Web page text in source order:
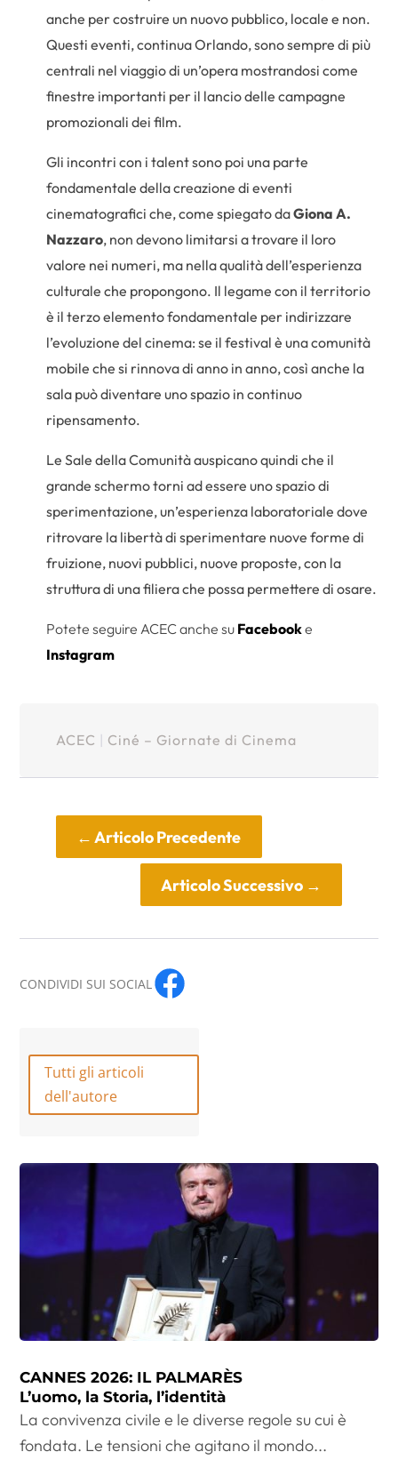
anche per costruire un nuovo pubblico, locale e non.
Questi eventi, continua Orlando, sono sempre di più
centrali nel viaggio di un’opera mostrandosi come
finestre importanti per il lancio delle campagne
promozionali dei film.
Gli incontri con i talent sono poi una parte
fondamentale della creazione di eventi
cinematografici che, come spiegato daGiona A.
Nazzaro, non devono limitarsi a trovare il loro
valore nei numeri, ma nella qualità dell’esperienza
culturale che propongono. Il legame con il territorio
è il terzo elemento fondamentale per indirizzare
l’evoluzione del cinema: se il festival è una comunità
mobile che si rinnova di anno in anno, così anche la
sala può diventare uno spazio in continuo
ripensamento.
Le Sale della Comunità auspicano quindi che il
grande schermo torni ad essere uno spazio di
sperimentazione, un’esperienza laboratoriale dove
ritrovare la libertà di sperimentare nuove forme di
fruizione, nuovi pubblici, nuove proposte, con la
struttura di una filiera che possa permettere di osare.
Potete seguire ACEC anche su Facebooke
Instagram
ACEC Ciné – Giornate di Cinema
←Articolo Precedente
Articolo Successivo→
CONDIVIDI SUI SOCIAL
Tutti gli articoli
dell'autore
CANNES 2026: IL PALMARÈS
L’uomo, la Storia, l’identità
La convivenza civile e le diverse regole su cui è
fondata. Le tensioni che agitano il mondo...